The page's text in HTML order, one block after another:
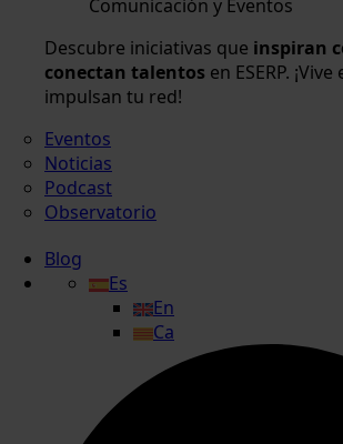
Comunicación y Eventos
Descubre iniciativas que inspiran
conectan talentos en ESERP.
impulsan tu red!
Eventos
Noticias
Podcast
Observatorio
Blog
Es
En
Ca